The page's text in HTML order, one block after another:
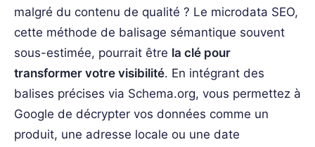
malgré du contenu de qualité ? Le microdata SEO,
cette méthode de balisage sémantique souvent
sous-estimée, pourrait être la clé pour
transformer votre visibilité. En intégrant des
balises précises via Schema.org, vous permettez à
Google de décrypter vos données comme un
produit, une adresse locale ou une date